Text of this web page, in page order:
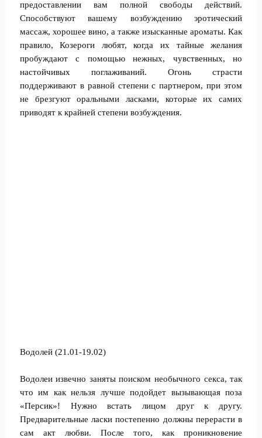
предоставлении вам полной свободы действий.
Способствуют вашему возбуждению эротический
массаж, хорошее вино, а также изысканные ароматы. Как
правило, Козероги любят, когда их тайные желания
пробуждают с помощью нежных, чувственных, но
настойчивых поглаживаний. Огонь страсти
поддерживают в равной степени с партнером, при этом
не брезгуют оральными ласками, которые их самих
приводят к крайней степени возбуждения.
Водолей (21.01-19.02)
Водолеи извечно заняты поиском необычного секса, так
что им как нельзя лучше подойдет вызывающая поза
«Персик»! Нужно встать лицом друг к другу.
Предварительные ласки постепенно должны перерасти в
сам акт любви. После того, как проникновение